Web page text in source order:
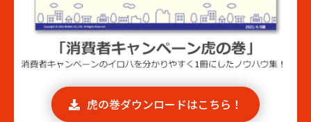
虎の巻ダウンロードはこちら！